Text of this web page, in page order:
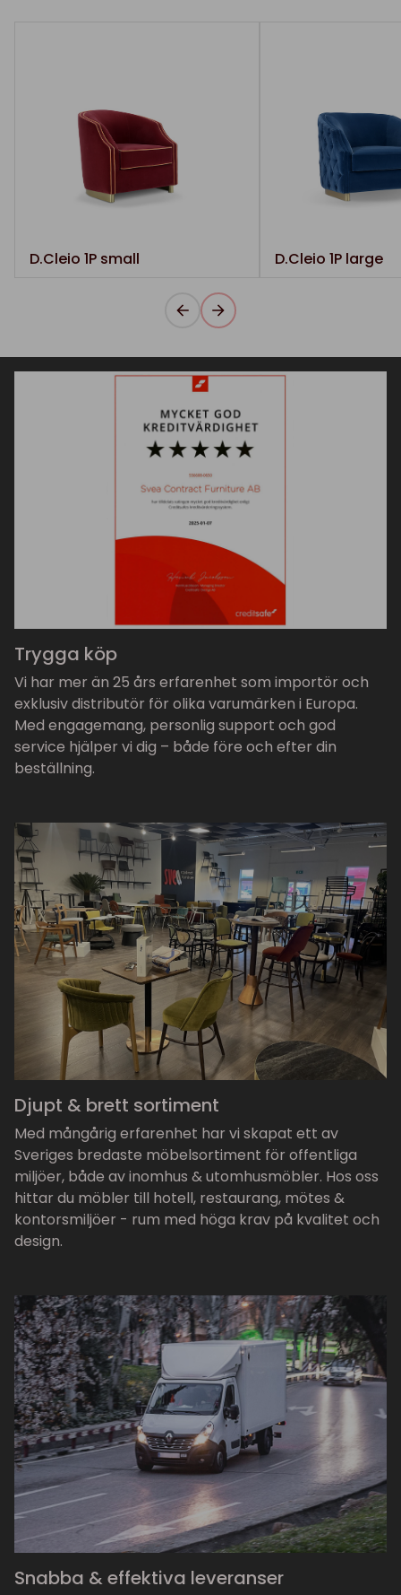
D.Cleio 1P small D.Cleio 1P large
Trygga köp
Vi har mer än 25 års erfarenhet som importör och
exklusiv distributör för olika varumärken i Europa.
Med engagemang, personlig support och god
service hjälper vi dig – både före och efter din
beställning.
Djupt & brett sortiment
Med mångårig erfarenhet har vi skapat ett av
Sveriges bredaste möbelsortiment för offentliga
miljöer, både av inomhus & utomhusmöbler. Hos oss
hittar du möbler till hotell, restaurang, mötes &
kontorsmiljöer - rum med höga krav på kvalitet och
design.
Snabba & effektiva leveranser